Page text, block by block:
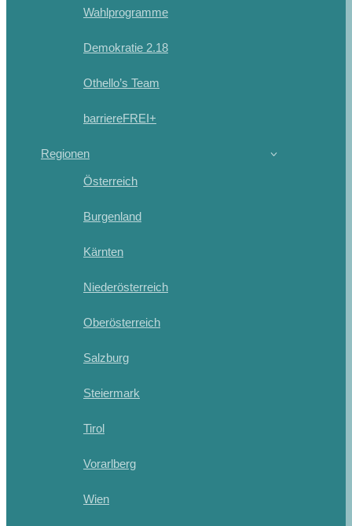
Wahlprogramme
Demokratie 2.18
Othello’s Team
barriereFREI+
Regionen
Österreich
Burgenland
Kärnten
Niederösterreich
Oberösterreich
Salzburg
Steiermark
Tirol
Vorarlberg
Wien